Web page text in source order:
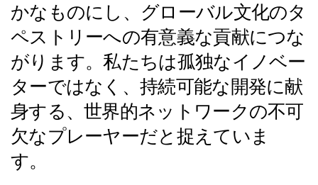
かなものにし、グローバル文化のタ
ペストリーへの有意義な貢献につな
がります。私たちは孤独なイノベー
ターではなく、持続可能な開発に献
身する、世界的ネットワークの不可
欠なプレーヤーだと捉えていま
す。